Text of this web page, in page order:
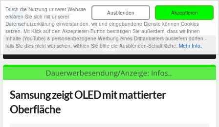
Akzeptieren
Ausblenden
Durch die Nutzung unserer Website
erklären Sie sich mit unserer
Datenschutzerklärung einverstanden, wir und eingebundene Dienste können Cookies
setzen. Mit Klick auf den Akzeptieren-Button bestätigen Sie außerdem, dass wir Ihnen
Inhalte (YouTube) & personenbezogene Werbung eines Drittanbieters ausliefern dürfen -
falls Sie dies nicht wünschen, wählen Sie bitte die Ausblenden-Schaltfläche. Mehr Info.
Samsung zeigt OLED mit mattierter
Oberfläche